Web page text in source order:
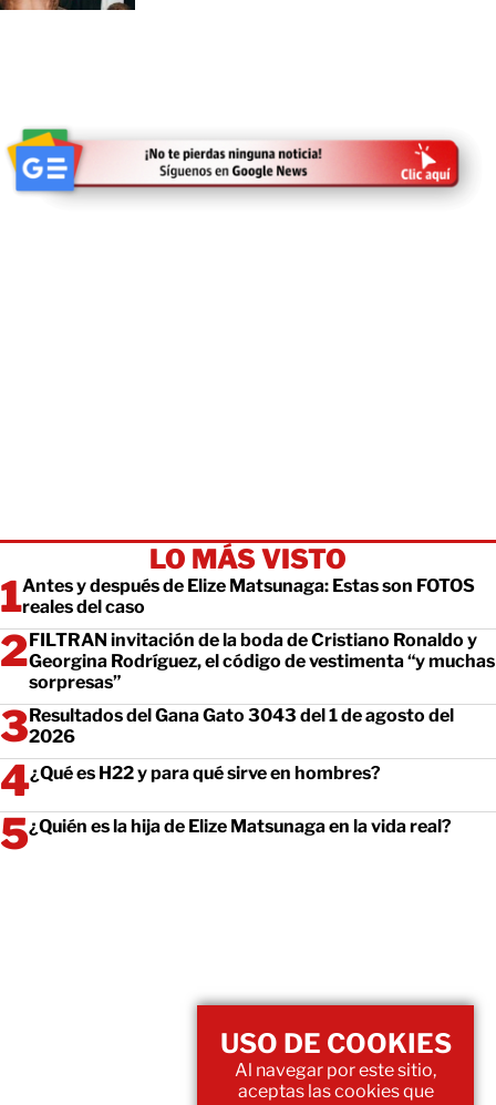
LO MÁS VISTO
Antes y después de Elize Matsunaga: Estas son FOTOS
reales del caso
FILTRAN invitación de la boda de Cristiano Ronaldo y
Georgina Rodríguez, el código de vestimenta “y muchas
sorpresas”
Resultados del Gana Gato 3043 del 1 de agosto del
2026
¿Qué es H22 y para qué sirve en hombres?
¿Quién es la hija de Elize Matsunaga en la vida real?
USO DE COOKIES
Al navegar por este sitio,
aceptas las cookies que